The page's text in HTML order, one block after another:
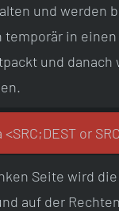
und werden
temporär in
und danach
or
Seite wird die
auf der